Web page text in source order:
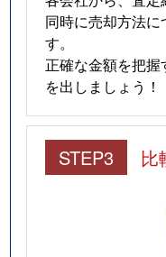
同時に売却方法に
す。
正確な金額を把
を出しましょう！
STEP3 比